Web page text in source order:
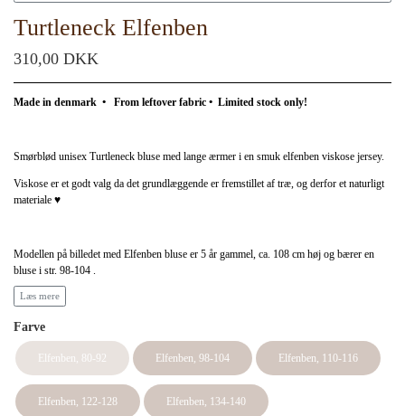
Turtleneck Elfenben
310,00 DKK
Made in denmark • From leftover fabric • Limited stock only!
Smørblød unisex Turtleneck bluse med lange ærmer i en smuk elfenben viskose jersey.
Viskose er et godt valg da det grundlæggende er fremstillet af træ, og derfor et naturligt
materiale ♥
Modellen på billedet med Elfenben bluse er 5 år gammel, ca. 108 cm høj og bærer en
bluse i str. 98-104 .
• Pleje
Vaskes på max 40 grader - gerne 30 grader så skåner vi miljøet.
Ingen blegning.
Ingen tørretumling.
Læs mere
Farve
Elfenben, 80-92 Elfenben, 98-104 Elfenben, 110-116
Elfenben, 122-128 Elfenben, 134-140